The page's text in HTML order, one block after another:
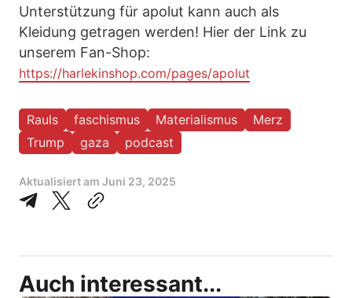
Unterstützung für apolut kann auch als
Kleidung getragen werden! Hier der Link zu
unserem Fan-Shop:
https://harlekinshop.com/pages/apolut
Rauls faschismus Materialismus
Merz
Trump
gaza podcast
Aktualisiert am Juni 23, 2025
Auch interessant...